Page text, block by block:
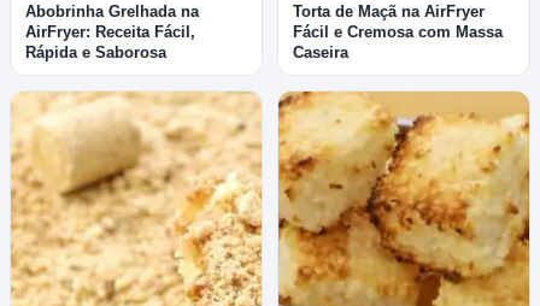
Abobrinha Grelhada na
AirFryer: Receita Fácil,
Rápida e Saborosa
Torta de Maçã na AirFryer
Fácil e Cremosa com Massa
Caseira